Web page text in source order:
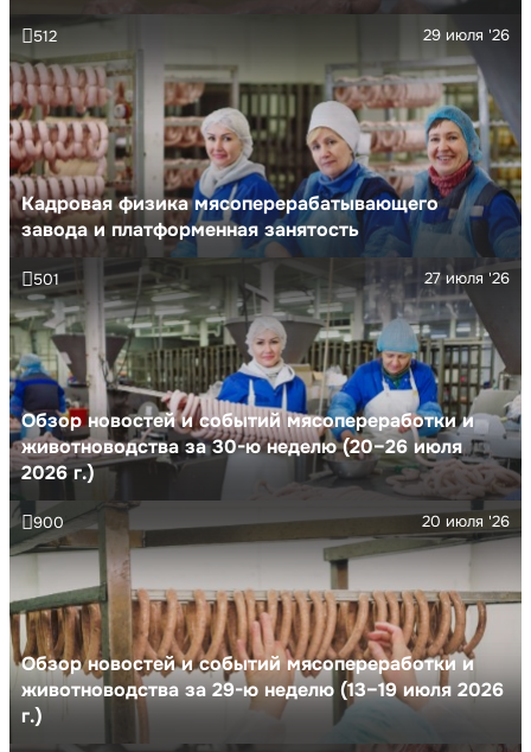
Кадровая физика мясоперерабатывающего
завода и платформенная занятость
29 июля '26
512
Обзор новостей и событий мясопереработки и
животноводства за 30-ю неделю (20–26 июля
2026 г.)
27 июля '26
501
Обзор новостей и событий мясопереработки и
животноводства за 29-ю неделю (13–19 июля 2026
г.)
20 июля '26
900